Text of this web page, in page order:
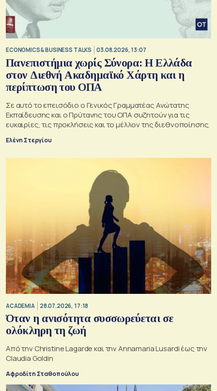
ECONOMICS & BUSINESS TALKS 03.08.2026, 13:07
Πανεπιστήμια χωρίς Σύνορα: Η Ελλάδα
στον Διεθνή Ακαδημαϊκό Χάρτη και η
περίπτωση του ΟΠΑ
Σε αυτό το επεισόδιο o Γενικός Γραμματέας Ανώτατης
Εκπαίδευσης και ο Πρύτανης του ΟΠΑ συζητούν για τις
ευκαιρίες, τις προκλήσεις και το μέλλον της διεθνοποίησης.
Ελένη Στεργίου
ACADEMIA 28.07.2026, 17:18
Όταν η ανισότητα συσσωρεύεται σε
ολόκληρη τη ζωή
Από την Christine Lagarde και την Annamaria Lusardi έως την
Claudia Goldin
Αφροδίτη Σταθοπούλου